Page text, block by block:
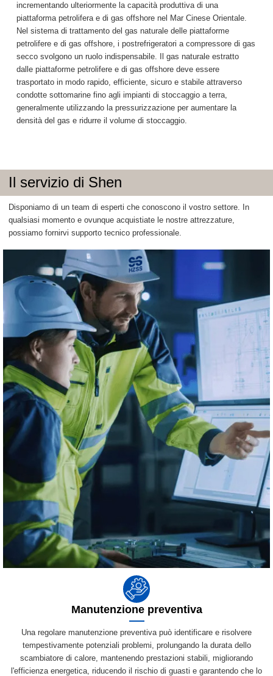
incrementando ulteriormente la capacità produttiva di una
piattaforma petrolifera e di gas offshore nel Mar Cinese Orientale.
Nel sistema di trattamento del gas naturale delle piattaforme
petrolifere e di gas offshore, i postrefrigeratori a compressore di gas
secco svolgono un ruolo indispensabile. Il gas naturale estratto
dalle piattaforme petrolifere e di gas offshore deve essere
trasportato in modo rapido, efficiente, sicuro e stabile attraverso
condotte sottomarine fino agli impianti di stoccaggio a terra,
generalmente utilizzando la pressurizzazione per aumentare la
densità del gas e ridurre il volume di stoccaggio.
Il servizio di Shen
Disponiamo di un team di esperti che conoscono il vostro settore. In
qualsiasi momento e ovunque acquistiate le nostre attrezzature,
possiamo fornirvi supporto tecnico professionale.
Manutenzione preventiva
Una regolare manutenzione preventiva può identificare e risolvere
tempestivamente potenziali problemi, prolungando la durata dello
scambiatore di calore, mantenendo prestazioni stabili, migliorando
l'efficienza energetica, riducendo il rischio di guasti e garantendo che lo